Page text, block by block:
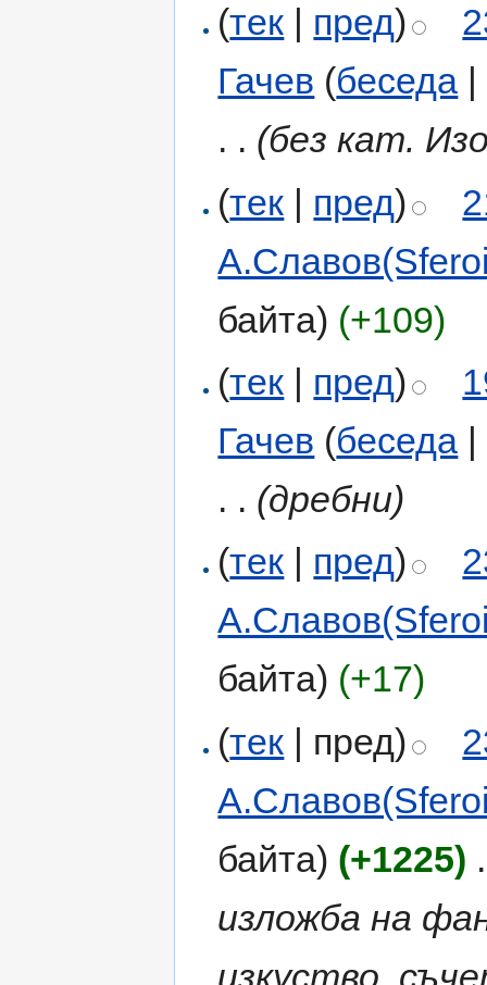
(тек | пред)
Гачев (беседа |
. . (без кат.
(тек | пред)
байта) (+109)
(тек | пред)
Гачев (беседа |
. . (дребни)
(тек пред)
байта) (+17)
(тек | пред)
байта) (+1225)
изложба на
изкуство,